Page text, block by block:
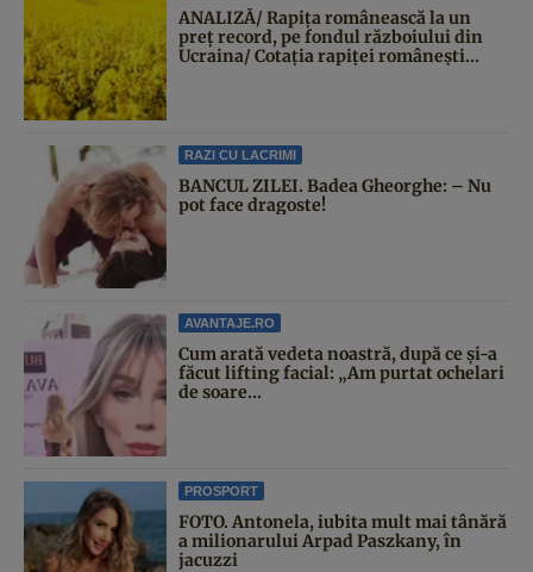
ANALIZĂ/ Rapița românească la un
preț record, pe fondul războiului din
Ucraina/ Cotația rapiței românești...
RAZI CU LACRIMI
BANCUL ZILEI. Badea Gheorghe: – Nu
pot face dragoste!
AVANTAJE.RO
Cum arată vedeta noastră, după ce și-a
făcut lifting facial: „Am purtat ochelari
de soare...
PROSPORT
FOTO. Antonela, iubita mult mai tânără
a milionarului Arpad Paszkany, în
jacuzzi